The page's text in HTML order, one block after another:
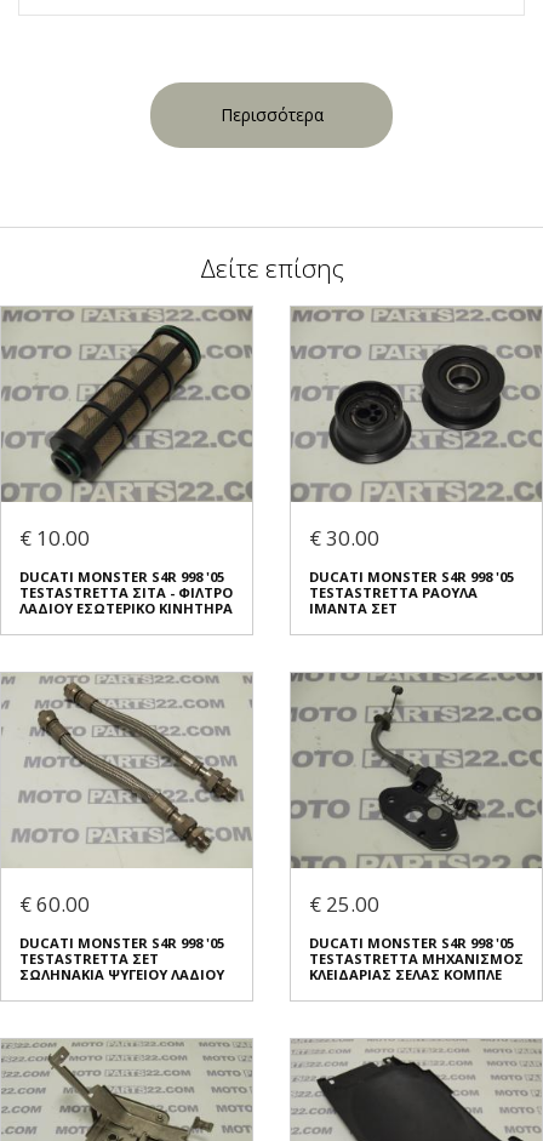
Περισσότερα
Δείτε επίσης
€ 10.00
DUCATI MONSTER S4R 998 '05
TESTASTRETTA ΣΙΤΑ - ΦΙΛΤΡΟ
ΛΑΔΙΟΥ ΕΣΩΤΕΡΙΚΟ ΚΙΝΗΤΗΡΑ
€ 30.00
DUCATI MONSTER S4R 998 '05
TESTASTRETTA ΡΑΟΥΛΑ
ΙΜΑΝΤΑ ΣΕΤ
€ 60.00
DUCATI MONSTER S4R 998 '05
TESTASTRETTA ΣΕΤ
ΣΩΛΗΝΑΚΙΑ ΨΥΓΕΙΟΥ ΛΑΔΙΟΥ
€ 25.00
DUCATI MONSTER S4R 998 '05
TESTASTRETTA ΜΗΧΑΝΙΣΜΟΣ
ΚΛΕΙΔΑΡΙΑΣ ΣΕΛΑΣ ΚΟΜΠΛΕ